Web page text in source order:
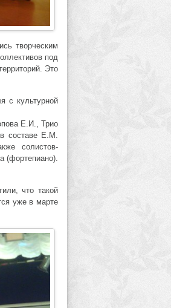
творческим
под
Это
с культурной
Е.И., Трио
составе Е.М.
солистов-
(фортепиано).
что такой
уже в марте